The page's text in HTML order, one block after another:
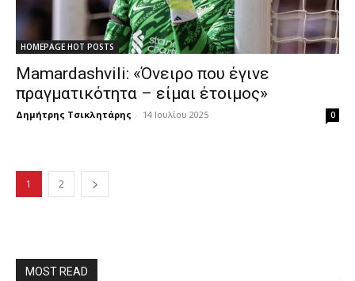
HOMEPAGE HOT POSTS
Mamardashvili: «Όνειρο που έγινε
πραγματικότητα – είμαι έτοιμος»
Δημήτρης Τσικλητάρης - 14 Ιουλίου 2025 0
1 2
MOST READ